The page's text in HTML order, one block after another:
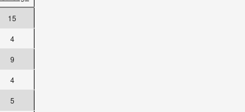
15
4
9
4
5